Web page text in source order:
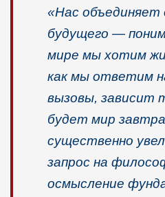
«Нас объединяет
будущего —
мире мы хотим
как мы ответим
вызовы, зависит
будет мир
существенно
запрос на
осмысление